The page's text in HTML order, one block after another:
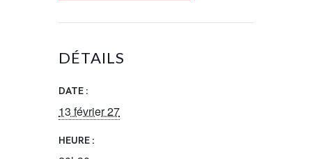
DÉTAILS
DATE :
13 février 27
HEURE :